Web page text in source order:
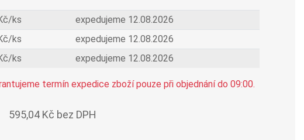
ks
expedujeme 12.08.2026
ks
expedujeme 12.08.2026
ks expedujeme 12.08.2026
termín expedice zboží pouze při objednání do 09:00.
595,04 Kč bez DPH